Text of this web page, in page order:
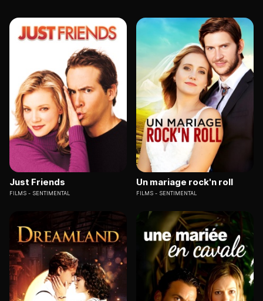
Just Friends
FILMS SENTIMENTAL
Un mariage rock'n roll
FILMS SENTIMENTAL